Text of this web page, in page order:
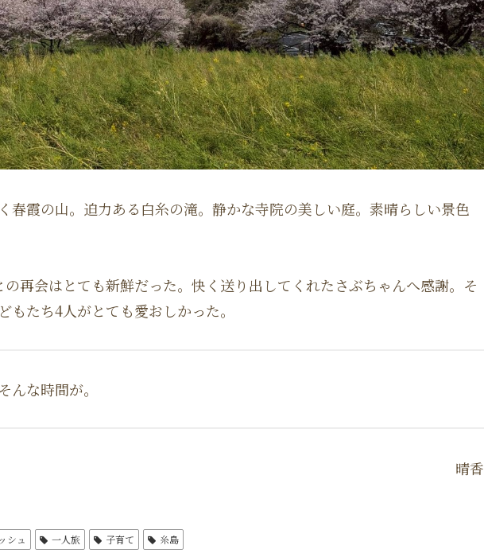
春霞の山。迫力ある白糸の滝。静かな寺院の美しい庭。素晴らしい景色
再会はとても新鮮だった。快く送り出してくれたさぶちゃんへ感謝。そ
もたち4人がとても愛おしかった。
んな時間が。
晴香
シュ 一人旅 子育て 糸島